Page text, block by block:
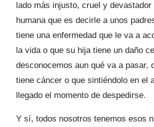
lado más injusto, cruel y
humana que es decirle a unos
tiene una enfermedad que le va a
la vida o que su hija tiene un daño
desconocemos aun qué va a pasar,
tiene cáncer o que sintiéndolo en el
llegado el momento de despedirse.
Y sí, todos nosotros tenemos esos